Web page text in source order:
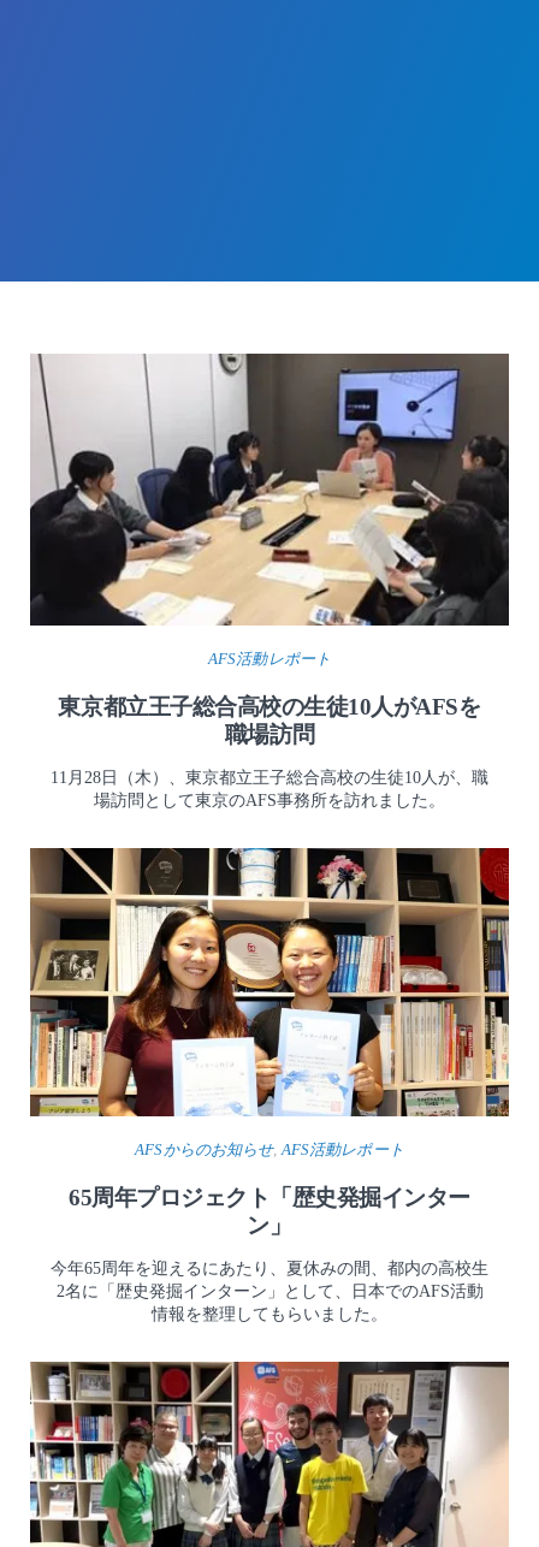
AFS活動レポート
東京都立王子総合高校の生徒10人がAFSを
職場訪問
11月28日（木）、東京都立王子総合高校の生徒10人が、職
場訪問として東京のAFS事務所を訪れました。
AFSからのお知らせ,AFS活動レポート
65周年プロジェクト「歴史発掘インター
ン」
今年65周年を迎えるにあたり、夏休みの間、都内の高校生
2名に「歴史発掘インターン」として、日本でのAFS活動
情報を整理してもらいました。